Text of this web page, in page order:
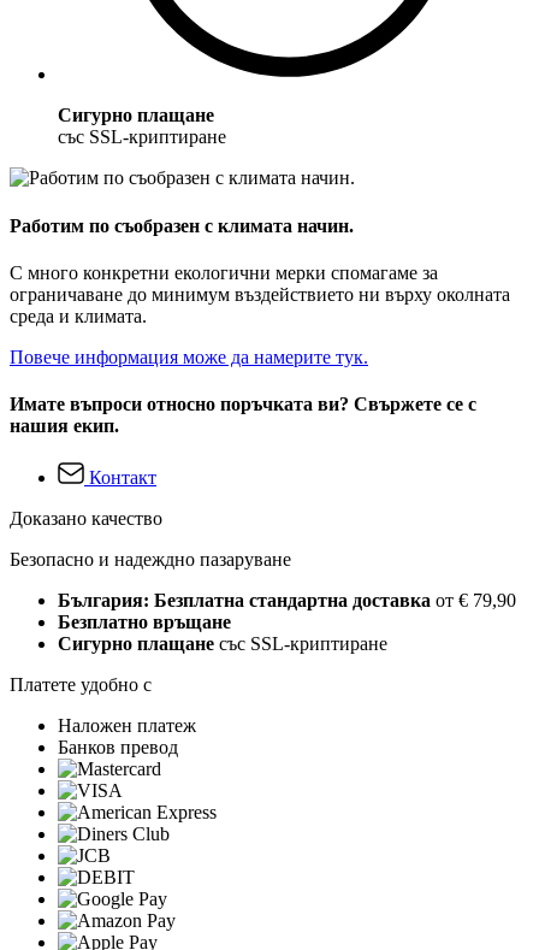
Сигурно плащане
със SSL-криптиране
Работим по съобразен с климата начин.
С много конкретни екологични мерки спомагаме за
ограничаване до минимум въздействието ни върху околната
среда и климата.
Повече информация може да намерите тук.
Имате въпроси относно поръчката ви? Свържете се с
нашия екип.
Контакт
Доказано качество
Безопасно и надеждно пазаруване
България: Безплатна стандартна доставка от € 79,90
Безплатно връщане
Сигурно плащане със SSL-криптиране
Платете удобно с
Наложен платеж
Банков превод